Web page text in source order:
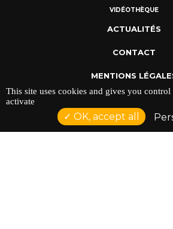
VIDÉOTHÈQUE
ACTUALITÉS
CONTACT
MENTIONS
POLITIQUE DE
This site uses cookies and gives you
activate
OK, accept all